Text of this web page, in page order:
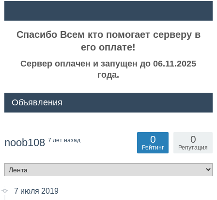
Спасибо Всем кто помогает серверу в
его оплате!
Сервер оплачен и запущен до 06.11.2025
года.
Объявления
noob108 7 лет назад 0
Репутация
0
Рейтинг
7 июля 2019